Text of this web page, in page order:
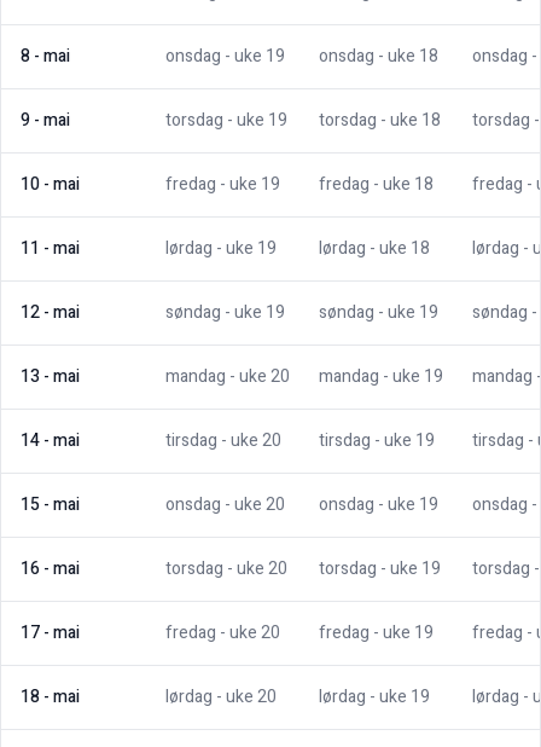
8-mai onsdag - uke 19 onsdag - uke 18 onsdag
9-mai torsdag - uke 19 torsdag - uke 18 torsdag
10-mai fredag - uke 19 fredag - uke 18 fredag -
11 -mai lørdag - uke 19 lørdag - uke 18 lørdag -
12-mai søndag - uke 19 søndag - uke 19 søndag
13 -mai mandag - uke20 mandag - uke 19 mandag
14-mai tirsdag - uke20 tirsdag - uke 19 tirsdag -
15-mai onsdag - uke20 onsdag - uke 19 onsdag
16-mai torsdag - uke20 torsdag - uke 19 torsdag
17-mai fredag - uke20 fredag - uke 19 fredag -
18-mai lørdag - uke20 lørdag - uke 19 lørdag -